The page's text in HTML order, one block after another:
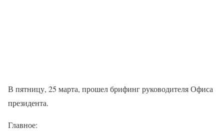
В пятницу, 25 марта, прошел брифинг руководителя Офиса
президента.
Главное: